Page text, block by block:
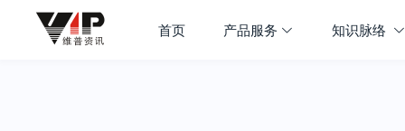
首页 产品服务 知识脉络